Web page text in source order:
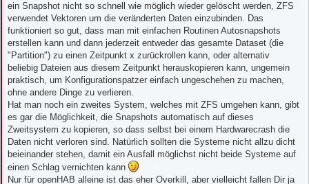
ein Snapshot nicht so schnell wie möglich wieder gelöscht werden, ZFS
verwendet Vektoren um die veränderten Daten einzubinden. Das
funktioniert so gut, dass man mit einfachen Routinen Autosnapshots
erstellen kann und dann jederzeit entweder das gesamte Dataset (die
"Partition") zu einen Zeitpunkt x zurückrollen kann, oder alternativ
beliebig Dateien aus diesem Zeitpunkt herauskopieren kann, ungemein
praktisch, um Konfigurationspatzer einfach ungeschehen zu machen,
ohne andere Dinge zu verlieren.
Hat man noch ein zweites System, welches mit ZFS umgehen kann, gibt
es gar die Möglichkeit, die Snapshots automatisch auf dieses
Zweitsystem zu kopieren, so dass selbst bei einem Hardwarecrash die
Daten nicht verloren sind. Natürlich sollten die Systeme nicht allzu dicht
beieinander stehen, damit ein Ausfall möglichst nicht beide Systeme auf
einen Schlag vernichten kann
Nur für openHAB alleine ist das eher Overkill, aber vielleicht fallen Dir ja